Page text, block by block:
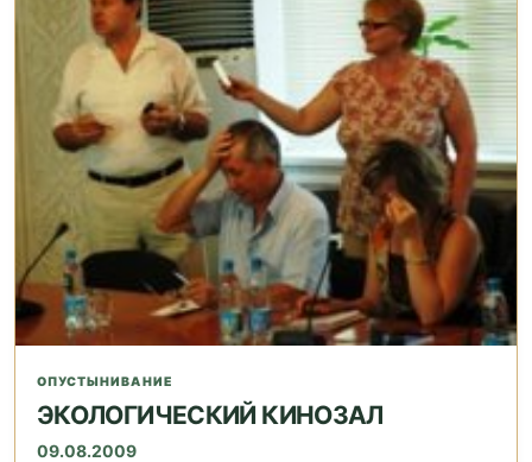
ОПУСТЫНИВАНИЕ
ЭКОЛОГИЧЕСКИЙ КИНОЗАЛ
09.08.2009